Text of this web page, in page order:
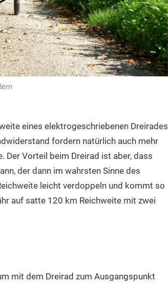
eines elektrogeschriebenen Dreirades
fordern natürlich auch mehr
Der Vorteil beim Dreirad ist aber, dass
der dann im wahrsten Sinne des
leicht verdoppeln und kommt so
auf satte 120 km Reichweite mit zwei
mit dem Dreirad zum Ausgangspunkt